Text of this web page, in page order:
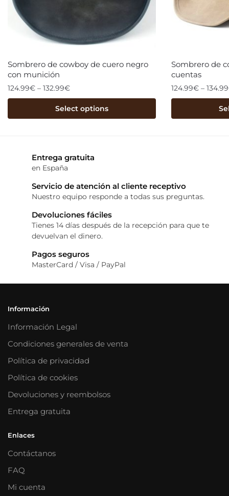
Sombrero de cowboy de cuero negro
con munición
124.99€ – 132.99€
Select options
Sombrero de
cuentas
124.99€ – 134.99
Entrega gratuita
en España
Servicio de atención al cliente receptivo
Nuestro equipo responde a todas sus preguntas.
Devoluciones fáciles
Tienes 14 días después de la recepción para que te
devuelvan el dinero.
Pagos seguros
MasterCard / Visa / PayPal
Información
Información Legal
Condiciones generales de venta
Política de privacidad
Política de cookies
Devoluciones y reembolsos
Entrega gratuita
Enlaces
Contáctanos
FAQ
Mi cuenta